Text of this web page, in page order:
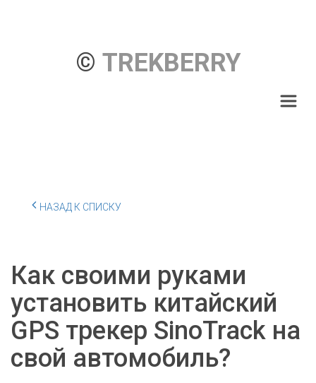
© TREKBERRY
НАЗАД К СПИСКУ
Как своими руками
установить китайский
GPS трекер SinoTrack на
свой автомобиль?